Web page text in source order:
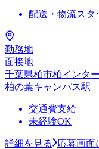
配送・物流スタ
勤務地
面接地
千葉県柏市柏インタ
柏の葉キャンパス駅
交通費支給
未経験OK
詳細を見る
応募画面